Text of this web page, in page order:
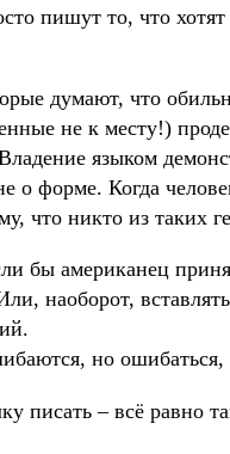
пишут то, что
думают, что
не к месту!)
языком
о форме. Когда
что никто из таких
бы американец
наоборот,
но ошибаться,
писать – всё равно